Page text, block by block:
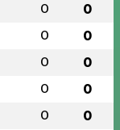
0 0
0 0
0 0
0 0
0 0